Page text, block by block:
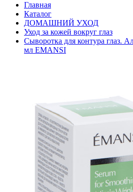
Главная
Каталог
ДОМАШНИЙ УХОД
Уход за кожей вокруг глаз
Сыворотка для контура глаз.
мл EMANSI